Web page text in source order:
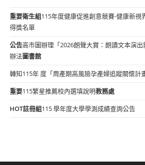
重要衛生組115年度健康促進創意競賽-健康新視
得獎名單
公告高市圖辦理「2026朗聲大賞：朗讀文本演
辦法圖書館
轉知115年 度「周產期高風險孕產婦追蹤關懷計
重要115繁星推薦校內選填說明教務處
HOT註冊組115 學年度大學學測成績查詢公告